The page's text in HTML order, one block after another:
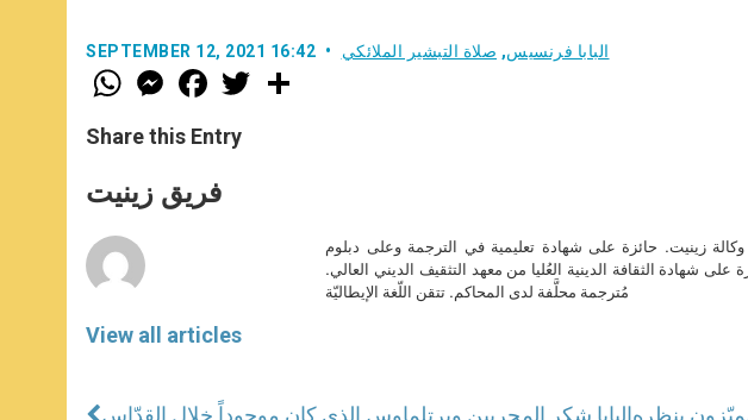
SEPTEMBER 12, 2021 16:42 البابا فرنسيس, صلاة التبشير الملائكي
W
h
t
s
p
p
M
e
s
e
g
e
F
a
e
b
o
k
w
Share this Entry
فريق زينيت
View all articles
زينيت. حائزة على شهادة تعليمية في الترجمة وعلى دبلوم
شهادة الثقافة الدينية العُليا من معهد التثقيف الديني العالي.
مُترجمة محلَّفة لدى المحاكم. تتقن اللّغة الإيطاليّة
البابا شكر المجريين وبرتلماوس الذي كان موجوداً خلال القدّاسبنظره